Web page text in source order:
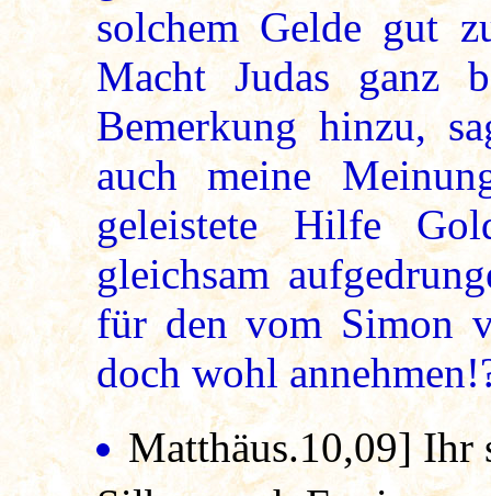
solchem Gelde gut
Macht Judas ganz
Bemerkung hinzu,
auch meine
geleistete Hilfe
gleichsam
für den vom Simon
doch wohl
Matthäus.10,09]Ihr